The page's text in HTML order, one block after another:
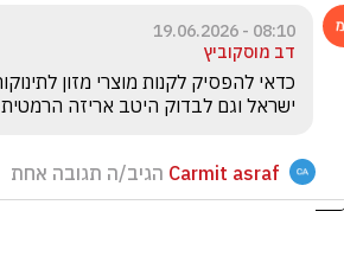
08:10 - 19.06.2026
דב מוסקוביץ
ישראל וגם לבדוק היטב אריזה הרמטית
Carmit asraf הגיב/ה תגובה אחת